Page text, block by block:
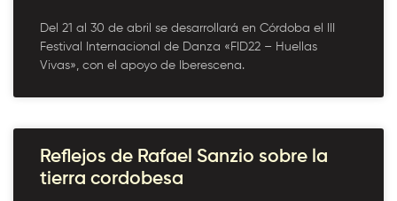
Del 21 al 30 de abril se desarrollará en Córdoba el III
Festival Internacional de Danza «FID22 – Huellas
Vivas», con el apoyo de Iberescena.
Reflejos de Rafael Sanzio sobre la
tierra cordobesa